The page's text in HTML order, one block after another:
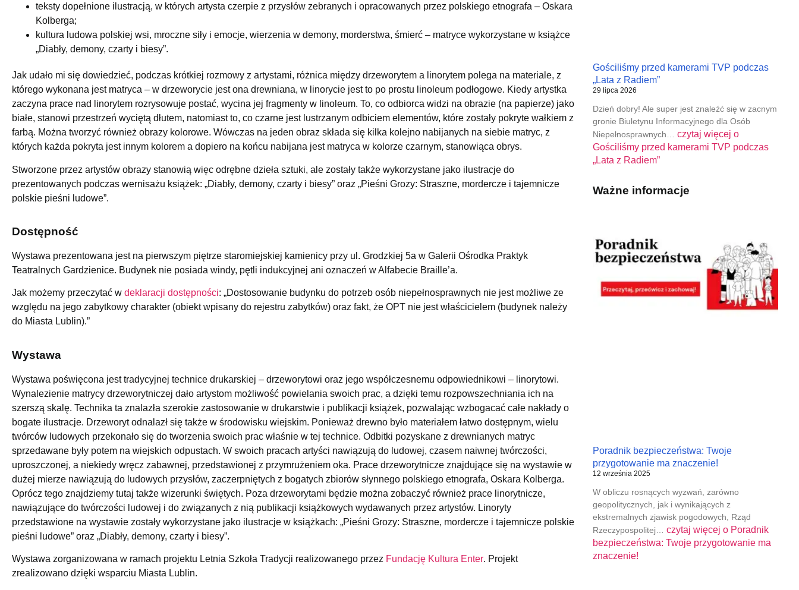
teksty dopełnione ilustracją, w których artysta czerpie z przysłów zebranych i opracowanych przez polskiego etnografa – Oskara
Kolberga;
kultura ludowa polskiej wsi, mroczne siły i emocje, wierzenia w demony, morderstwa, śmierć – matryce wykorzystane w książce
„Diabły, demony, czarty i biesy”.
Jak udało mi się dowiedzieć, podczas krótkiej rozmowy z artystami, różnica między drzeworytem a linorytem polega na materiale, z
którego wykonana jest matryca – w drzeworycie jest ona drewniana, w linorycie jest to po prostu linoleum podłogowe. Kiedy artystka
zaczyna prace nad linorytem rozrysowuje postać, wycina jej fragmenty w linoleum. To, co odbiorca widzi na obrazie (na papierze) jako
białe, stanowi przestrzeń wyciętą dłutem, natomiast to, co czarne jest lustrzanym odbiciem elementów, które zostały pokryte wałkiem z
farbą. Można tworzyć również obrazy kolorowe. Wówczas na jeden obraz składa się kilka kolejno nabijanych na siebie matryc, z
których każda pokryta jest innym kolorem a dopiero na końcu nabijana jest matryca w kolorze czarnym, stanowiąca obrys.
Stworzone przez artystów obrazy stanowią więc odrębne dzieła sztuki, ale zostały także wykorzystane jako ilustracje do
prezentowanych podczas wernisażu książek: „Diabły, demony, czarty i biesy” oraz „Pieśni Grozy: Straszne, mordercze i tajemnicze
polskie pieśni ludowe”.
Dostępność
Wystawa prezentowana jest na pierwszym piętrze staromiejskiej kamienicy przy ul. Grodzkiej 5a w Galerii Ośrodka Praktyk
Teatralnych Gardzienice. Budynek nie posiada windy, pętli indukcyjnej ani oznaczeń w Alfabecie Braille’a.
Jak możemy przeczytać w deklaracji dostępności: „Dostosowanie budynku do potrzeb osób niepełnosprawnych nie jest możliwe ze
względu na jego zabytkowy charakter (obiekt wpisany do rejestru zabytków) oraz fakt, że OPT nie jest właścicielem (budynek należy
do Miasta Lublin).”
Wystawa
Wystawa poświęcona jest tradycyjnej technice drukarskiej – drzeworytowi oraz jego współczesnemu odpowiednikowi – linorytowi.
Wynalezienie matrycy drzeworytniczej dało artystom możliwość powielania swoich prac, a dzięki temu rozpowszechniania ich na
szerszą skalę. Technika ta znalazła szerokie zastosowanie w drukarstwie i publikacji książek, pozwalając wzbogacać całe nakłady o
bogate ilustracje. Drzeworyt odnalazł się także w środowisku wiejskim. Ponieważ drewno było materiałem łatwo dostępnym, wielu
twórców ludowych przekonało się do tworzenia swoich prac właśnie w tej technice. Odbitki pozyskane z drewnianych matryc
sprzedawane były potem na wiejskich odpustach. W swoich pracach artyści nawiązują do ludowej, czasem naiwnej twórczości,
uproszczonej, a niekiedy wręcz zabawnej, przedstawionej z przymrużeniem oka. Prace drzeworytnicze znajdujące się na wystawie w
dużej mierze nawiązują do ludowych przysłów, zaczerpniętych z bogatych zbiorów słynnego polskiego etnografa, Oskara Kolberga.
Oprócz tego znajdziemy tutaj także wizerunki świętych. Poza drzeworytami będzie można zobaczyć również prace linorytnicze,
nawiązujące do twórczości ludowej i do związanych z nią publikacji książkowych wydawanych przez artystów. Linoryty
przedstawione na wystawie zostały wykorzystane jako ilustracje w książkach: „Pieśni Grozy: Straszne, mordercze i tajemnicze polskie
pieśni ludowe” oraz „Diabły, demony, czarty i biesy”.
Wystawa zorganizowana w ramach projektu Letnia Szkoła Tradycji realizowanego przez Fundację Kultura Enter. Projekt
zrealizowano dzięki wsparciu Miasta Lublin.
Gościliśmy przed kamerami TVP podczas
„Lata z Radiem”
29 lipca 2026
Dzień dobry! Ale super jest znaleźć się w zacnym
gronie Biuletynu Informacyjnego dla Osób
Niepełnosprawnych… czytaj więcej o
Gościliśmy przed kamerami TVP podczas
„Lata z Radiem”
Ważne informacje
Poradnik bezpieczeństwa: Twoje
przygotowanie ma znaczenie!
12 września 2025
W obliczu rosnących wyzwań, zarówno
geopolitycznych, jak i wynikających z
ekstremalnych zjawisk pogodowych, Rząd
Rzeczypospolitej… czytaj więcej oPoradnik
bezpieczeństwa: Twoje przygotowanie ma
znaczenie!